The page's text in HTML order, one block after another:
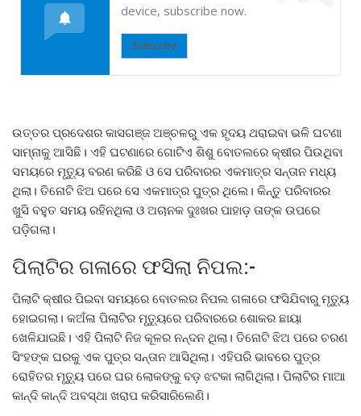
device, subscribe now.
Subscribe
ଉତ୍ତର ପ୍ରଦେଶର କାସଗଞ୍ଜ ଅଞ୍ଚଳରୁ ଏକ ହୃଦୟ ଥରାଇବା ଭଳି ଘଟଣା
ସାମ୍ନାକୁ ଆସିଛି। ଏହି ଘଟଣାରେ ଗୋଟିଏ ଶିଶୁ ବୋତଲରେ କ୍ଷୀର ପିଉଥିବା
ସମୟରେ ମୃତ୍ୟୁ ବରଣ କରିଛି ଓ ସେ ପରିବାରର ଏକମାତ୍ର ସନ୍ତାନ ମଧ୍ୟ
ଥିଲା। ତିନୋଟି ଝିଅ ପରେ ସେ ଏକମାତ୍ର ପୁତ୍ର ଥିଲେ। କିନ୍ତୁ ପରିବାରର
ଖୁସି ବହୁତ ସମୟ ରହିନଥିଲା ଓ ଅଚାନକ ଦୁଃଖର ପାହାଡ଼ ତାଙ୍କ ଉପରେ
ପଡ଼ିଗଲା।
ପିଲାଟିର ଗଳାରେ ଫସିଲା ନିପଲ:-
ପିଲାଟି କ୍ଷୀର ପିଇବା ସମୟରେ ବୋତଲର ନିପଲ ଗଳାରେ ଫସିଯିବାରୁ ମୃତ୍ୟୁ
ହୋଇଗଲା। କଅଁଳା ପିଲାଟିର ମୃତ୍ୟୁରେ ପରିବାରରେ ଶୋକର ଛାୟା
ଖେଳିଯାଇଛି। ଏହି ପିଲାଟି ନିଜ କୂଳର ନନ୍ଦନ ଥିଲା। ତିନୋଟି ଝିଅ ପରେ ଚରଣ
ସିଂହଙ୍କ ଘରକୁ ଏକ ପୁତ୍ର ସନ୍ତାନ ଆସିଥିଲା। ଏହିପରି ଭାବରେ ପୁତ୍ର
ରୋହିତର ମୃତ୍ୟୁ ପରେ ଘର ଲୋକଙ୍କୁ ବଡ଼ ଝଟକା ଲାଗିଥିଲା। ପିଲାଟିର ମାଆ
କାନ୍ଦି କାନ୍ଦି ଅବସ୍ଥା ଖରାପ କରିସାରିଲେଣି।